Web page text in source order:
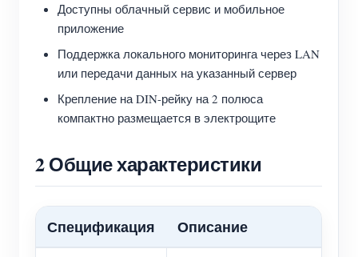
Доступны облачный сервис и мобильное
приложение
Поддержка локального мониторинга через LAN
или передачи данных на указанный сервер
Крепление на DIN-рейку на 2 полюса
компактно размещается в электрощите
2 Общие характеристики
Спецификация Описание